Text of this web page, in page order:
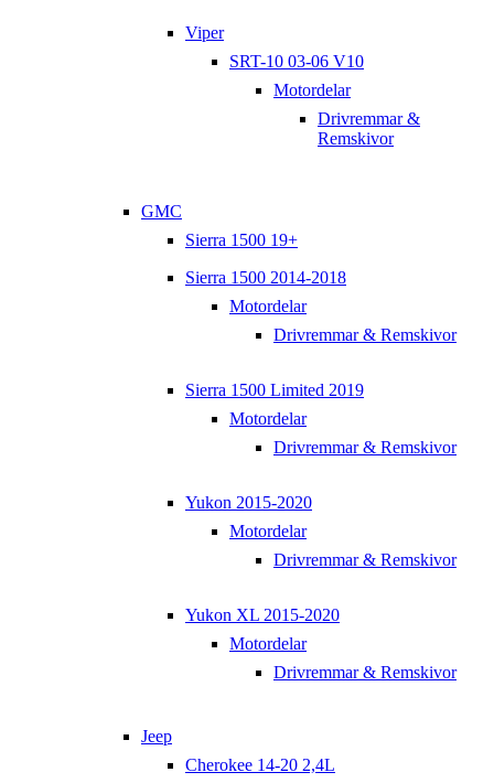
Viper
SRT-10 03-06 V10
Motordelar
Drivremmar &
Remskivor
GMC
Sierra 1500 19+
Sierra 1500 2014-2018
Motordelar
Drivremmar & Remskivor
Sierra 1500 Limited 2019
Motordelar
Drivremmar & Remskivor
Yukon 2015-2020
Motordelar
Drivremmar & Remskivor
Yukon XL 2015-2020
Motordelar
Drivremmar & Remskivor
Jeep
Cherokee 14-20 2,4L